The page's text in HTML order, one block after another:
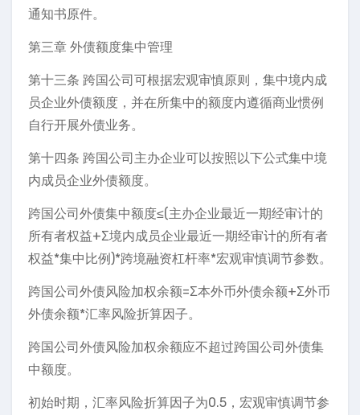
通知书原件。
第三章 外债额度集中管理
第十三条 跨国公司可根据宏观审慎原则，集中境内成
员企业外债额度，并在所集中的额度内遵循商业惯例
自行开展外债业务。
第十四条 跨国公司主办企业可以按照以下公式集中境
内成员企业外债额度。
跨国公司外债集中额度≤(主办企业最近一期经审计的
所有者权益+Σ境内成员企业最近一期经审计的所有者
权益*集中比例)*跨境融资杠杆率*宏观审慎调节参数。
跨国公司外债风险加权余额=Σ本外币外债余额+Σ外币
外债余额*汇率风险折算因子。
跨国公司外债风险加权余额应不超过跨国公司外债集
中额度。
初始时期，汇率风险折算因子为0.5，宏观审慎调节参